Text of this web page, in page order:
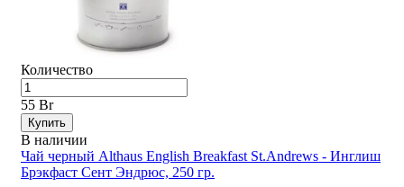
Количество
55 Br
Купить
В наличии
Чай черный Althaus English Breakfast St.Andrews - Инглиш
Брэкфаст Сент Эндрюс, 250 гр.